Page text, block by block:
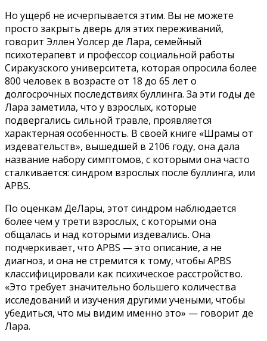
Но ущерб не исчерпывается этим. Вы не можете
просто закрыть дверь для этих переживаний,
говорит Эллен Уолсер де Лара, семейный
психотерапевт и профессор социальной работы
Сиракузского университета, которая опросила более
800 человек в возрасте от 18 до 65 лет о
долгосрочных последствиях буллинга. За эти годы де
Лара заметила, что у взрослых, которые
подвергались сильной травле, проявляется
характерная особенность. В своей книге «Шрамы от
издевательств», вышедшей в 2106 году, она дала
название набору симптомов, с которыми она часто
сталкивается: синдром взрослых после буллинга, или
APBS.
По оценкам ДеЛары, этот синдром наблюдается
более чем у трети взрослых, с которыми она
общалась и над которыми издевались. Она
подчеркивает, что APBS — это описание, а не
диагноз, и она не стремится к тому, чтобы APBS
классифицировали как психическое расстройство.
«Это требует значительно большего количества
исследований и изучения другими учеными, чтобы
убедиться, что мы видим именно это» — говорит де
Лара.